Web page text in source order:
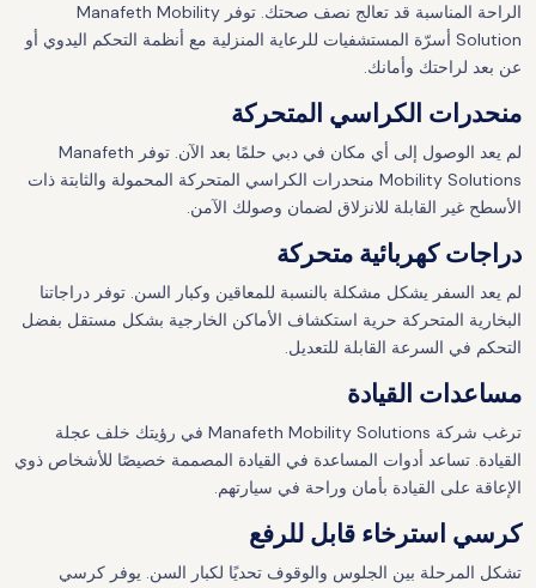
الراحة المناسبة قد تعالج نصف صحتك. توفر Manafeth Mobility
Solution أسرّة المستشفيات للرعاية المنزلية مع أنظمة التحكم اليدوي أو
عن بعد لراحتك وأمانك.
منحدرات الكراسي المتحركة
لم يعد الوصول إلى أي مكان في دبي حلمًا بعد الآن. توفر Manafeth
Mobility Solutions منحدرات الكراسي المتحركة المحمولة والثابتة ذات
الأسطح غير القابلة للانزلاق لضمان وصولك الآمن.
دراجات كهربائية متحركة
لم يعد السفر يشكل مشكلة بالنسبة للمعاقين وكبار السن. توفر دراجاتنا
البخارية المتحركة حرية استكشاف الأماكن الخارجية بشكل مستقل بفضل
التحكم في السرعة القابلة للتعديل.
مساعدات القيادة
ترغب شركة Manafeth Mobility Solutions في رؤيتك خلف عجلة
القيادة. تساعد أدوات المساعدة في القيادة المصممة خصيصًا للأشخاص ذوي
الإعاقة على القيادة بأمان وراحة في سيارتهم.
كرسي استرخاء قابل للرفع
تشكل المرحلة بين الجلوس والوقوف تحديًا لكبار السن. يوفر كرسي